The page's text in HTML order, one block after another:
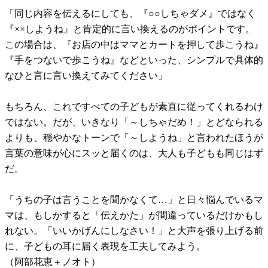
「同じ内容を伝えるにしても、『○○しちゃダメ』ではなく
『××しようね』と肯定的に言い換えるのがポイントです。
この場合は、『お店の中はママとカートを押して歩こうね』
『手をつないで歩こうね』などといった、シンプルで具体的
なひと言に言い換えてみてください」
もちろん、これですべての子どもが素直に従ってくれるわけ
ではない。だが、いきなり「～しちゃだめ！」とどなられる
よりも、穏やかなトーンで「～しようね」と言われたほうが
言葉の意味が心にスッと届くのは、大人も子どもも同じはず
だ。
「うちの子は言うことを聞かなくて…」と日々悩んでいるマ
マは、もしかすると「伝えかた」が間違っているだけかもし
れない。「いいかげんにしなさい！」と大声を張り上げる前
に、子どもの耳に届く表現を工夫してみよう。
（阿部花恵＋ノオト）